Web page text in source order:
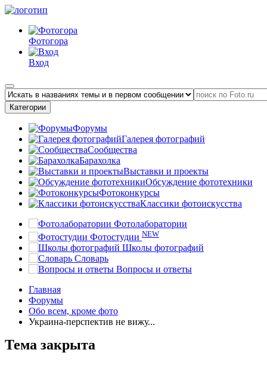
Фотогора
Вход
Категории
Форумы
Галерея фотографий
Сообщества
Барахолка
Выставки и проекты
Обсуждение фототехники
Фотоконкурсы
Классики фотоискусства
Фотолаборатории
Фотостудии NEW
Школы фотографий
Словарь
Вопросы и ответы
Главная
Форумы
Обо всем, кроме фото
Украина-перспектив не вижу...
Тема закрыта